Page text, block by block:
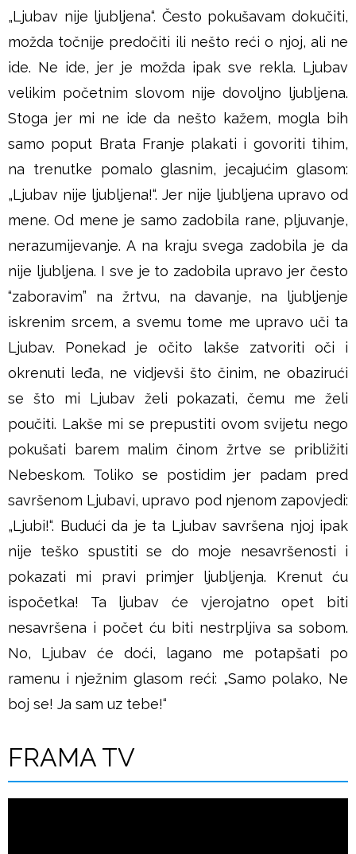
š
e
„Ljubav nije ljubljena“. Često pokušavam dokučiti,
možda točnije predočiti ili nešto reći o njoj, ali ne
ide. Ne ide, jer je možda ipak sve rekla. Ljubav
velikim početnim slovom nije dovoljno ljubljena.
Stoga jer mi ne ide da nešto kažem, mogla bih
samo poput Brata Franje plakati i govoriti tihim,
na trenutke pomalo glasnim, jecajućim glasom:
„Ljubav nije ljubljena!“. Jer nije ljubljena upravo od
mene. Od mene je samo zadobila rane, pljuvanje,
nerazumijevanje. A na kraju svega zadobila je da
nije ljubljena. I sve je to zadobila upravo jer često
“zaboravim” na žrtvu, na davanje, na ljubljenje
iskrenim srcem, a svemu tome me upravo uči ta
Ljubav. Ponekad je očito lakše zatvoriti oči i
okrenuti leđa, ne vidjevši što činim, ne obazirući
se što mi Ljubav želi pokazati, čemu me želi
poučiti. Lakše mi se prepustiti ovom svijetu nego
pokušati barem malim činom žrtve se približiti
Nebeskom. Toliko se postidim jer padam pred
savršenom Ljubavi, upravo pod njenom zapovjedi:
„Ljubi!“. Budući da je ta Ljubav savršena njoj ipak
nije teško spustiti se do moje nesavršenosti i
pokazati mi pravi primjer ljubljenja. Krenut ću
ispočetka! Ta ljubav će vjerojatno opet biti
nesavršena i počet ću biti nestrpljiva sa sobom.
No, Ljubav će doći, lagano me potapšati po
ramenu i nježnim glasom reći: „Samo polako, Ne
boj se! Ja sam uz tebe!“
FRAMA TV